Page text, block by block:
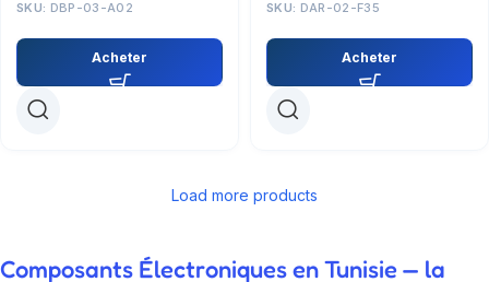
SKU: DBP-03-A02
Acheter
SKU: DAR-02-F35
Acheter
Load more products
Composants Électroniques en Tunisie — la